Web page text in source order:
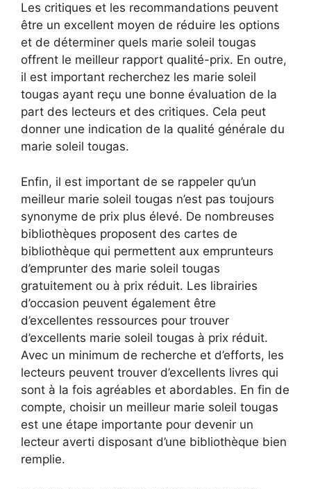
Les critiques et les recommandations peuvent
être un excellent moyen de réduire les options
et de déterminer quels marie soleil tougas
offrent le meilleur rapport qualité-prix. En outre,
il est important recherchez les marie soleil
tougas ayant reçu une bonne évaluation de la
part des lecteurs et des critiques. Cela peut
donner une indication de la qualité générale du
marie soleil tougas.
Enfin, il est important de se rappeler qu’un
meilleur marie soleil tougas n’est pas toujours
synonyme de prix plus élevé. De nombreuses
bibliothèques proposent des cartes de
bibliothèque qui permettent aux emprunteurs
d’emprunter des marie soleil tougas
gratuitement ou à prix réduit. Les librairies
d’occasion peuvent également être
d’excellentes ressources pour trouver
d’excellents marie soleil tougas à prix réduit.
Avec un minimum de recherche et d’efforts, les
lecteurs peuvent trouver d’excellents livres qui
sont à la fois agréables et abordables. En fin de
compte, choisir un meilleur marie soleil tougas
est une étape importante pour devenir un
lecteur averti disposant d’une bibliothèque bien
remplie.